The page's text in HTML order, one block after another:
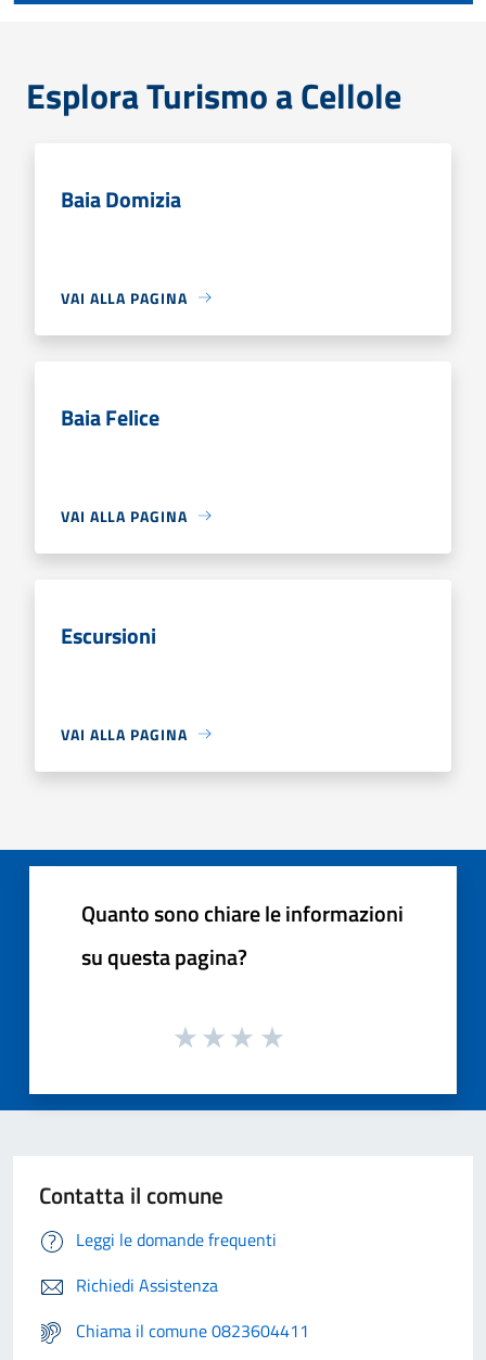
Esplora Turismo a Cellole
Baia Domizia
VAI ALLA PAGINA
Baia Felice
VAI ALLA PAGINA
Escursioni
VAI ALLA PAGINA
Quanto sono chiare le informazioni
su questa pagina?
Contatta il comune
Leggi le domande frequenti
Richiedi Assistenza
Chiama il comune 0823604411